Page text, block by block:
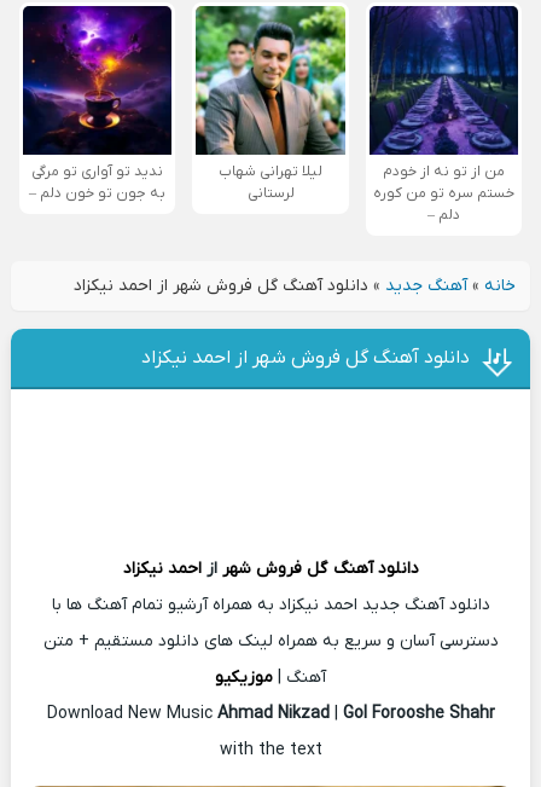
من از تو نه از خودم
خستم سره تو من کوره
دلم –
لیلا تهرانی شهاب
لرستانی
ندید تو آواری تو مرگی
به جون تو خون دلم –
خانه»آهنگ جدید » دانلود آهنگ گل فروش شهر از احمد نیکزاد
دانلود آهنگ گل فروش شهر از احمد نیکزاد
دانلود آهنگ گل فروش شهر ازاحمد نیکزاد
دانلود آهنگ جدید احمد نیکزاد به همراه آرشیو تمام آهنگ ها با
دسترسی آسان و سریع به همراه لینک های دانلود مستقیم + متن
آهنگ | موزیکیو
Download New Music Ahmad Nikzad| Gol Forooshe Shahr
with the text